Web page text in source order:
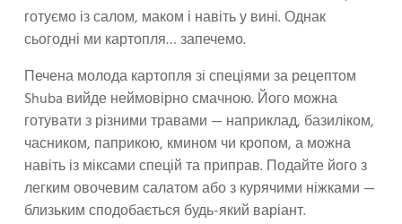
готуємо із салом, маком і навіть у вині. Однак
сьогодні ми картопля… запечемо.
Печена молода картопля зі спеціями за рецептом
Shuba вийде неймовірно смачною. Його можна
готувати з різними травами — наприклад, базиліком,
часником, паприкою, кмином чи кропом, а можна
навіть із міксами спецій та приправ. Подайте його з
легким овочевим салатом або з курячими ніжками —
близьким сподобається будь-який варіант.